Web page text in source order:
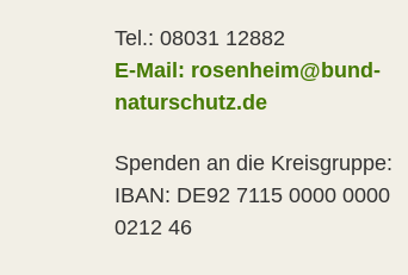
Tel.: 08031 12882
E-Mail: rosenheim@bund-
naturschutz.de
Spenden an die Kreisgruppe:
IBAN: DE92 7115 0000 0000
0212 46